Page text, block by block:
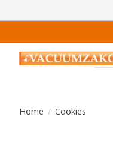
Home / Cookies